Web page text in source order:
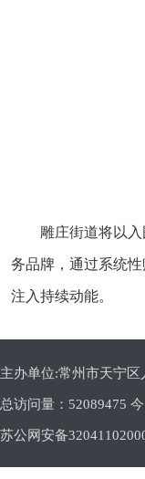
雕庄街道将以
务品牌，通过系统
注入持续动能。
主办单位:常州市天宁区
总访问量： 52089475
苏公网安备